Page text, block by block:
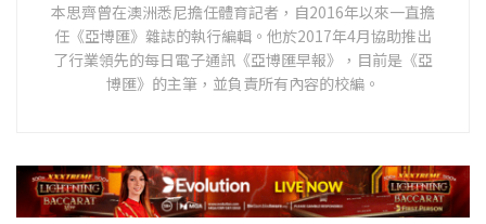
本思齊曾在澳洲悉尼擔任體育記者，自2016年以來一直擔
任《亞博匯》雜誌的執行編輯。他於2017年4月協助推出
了行業領先的每日電子通訊《亞博匯早報》，目前是《亞
博匯》的主筆，並負責所有內容的校編。